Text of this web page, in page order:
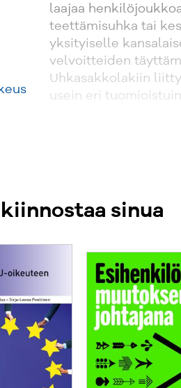
laajaa
teettämisuhka tai
yksityiselle
velvoitteiden
Uhkasakkolakiin
usein eri
sinua